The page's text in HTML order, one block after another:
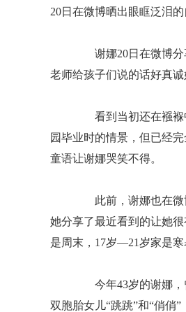
20日在微博晒出眼眶泛泪
谢娜20日在微博分
老师给孩子们说的话好真诚
看到当初还在襁褓
园毕业时的情景，但已经
童语让谢娜哭笑不得。
此前，谢娜也在微博
她分享了最近看到的让她
是周末，17岁—21岁家是寒
今年43岁的谢娜，
双胞胎女儿“跳跳”和“俏俏”